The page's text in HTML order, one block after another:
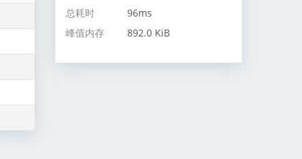
总耗时
96ms
峰值内存
892.0 KiB